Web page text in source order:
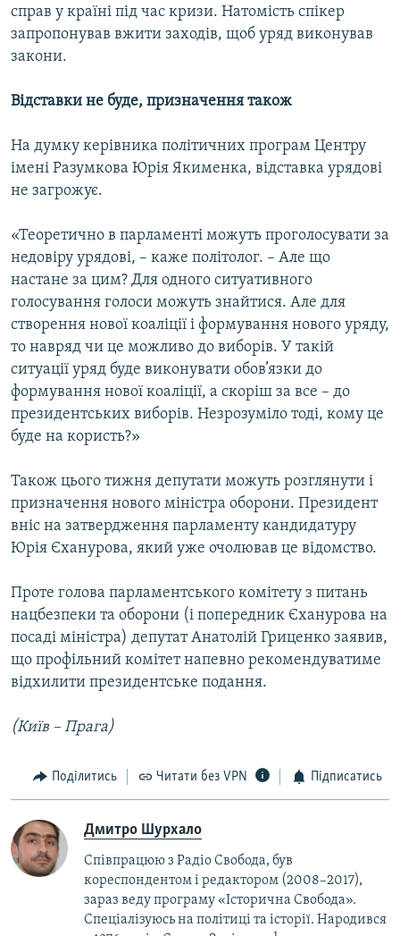
справ у країні під час кризи. Натомість спікер
запропонував вжити заходів, щоб уряд виконував
закони.
Відставки не буде, призначення також
На думку керівника політичних програм Центру
імені Разумкова Юрія Якименка, відставка урядові
не загрожує.
«Теоретично в парламенті можуть проголосувати за
недовіру урядові, – каже політолог. – Але що
настане за цим? Для одного ситуативного
голосування голоси можуть знайтися. Але для
створення нової коаліції і формування нового уряду,
то навряд чи це можливо до виборів. У такій
ситуації уряд буде виконувати обов’язки до
формування нової коаліції, а скоріш за все – до
президентських виборів. Незрозуміло тоді, кому це
буде на користь?»
Також цього тижня депутати можуть розглянути і
призначення нового міністра оборони. Президент
вніс на затвердження парламенту кандидатуру
Юрія Єханурова, який уже очолював це відомство.
Проте голова парламентського комітету з питань
нацбезпеки та оборони (і попередник Єханурова на
посаді міністра) депутат Анатолій Гриценко заявив,
що профільний комітет напевно рекомендуватиме
відхилити президентське подання.
(Київ – Прага)
Поділитись Читати без VPN Підписатись
Дмитро Шурхало
Співпрацюю з Радіо Свобода, був
кореcпондентом і редактором (2008–2017),
зараз веду програму «Історична Свобода».
Спеціалізуюсь на політиці та історії. Народився